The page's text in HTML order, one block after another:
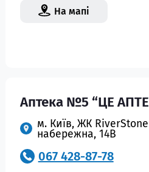
На мапі
Аптека №5 “ЦЕ
м. Київ, ЖК
набережна, 14В
067 428-87-78